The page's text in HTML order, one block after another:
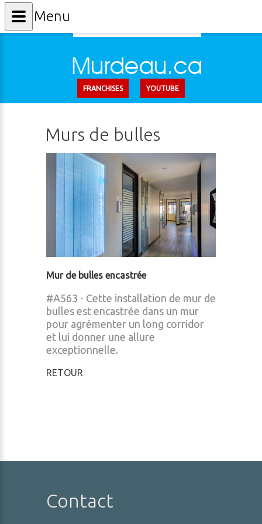
FRANCHISES YOUTUBE
Murs de bulles
Mur de bulles encastrée
#A563 - Cette installation de mur de
bulles est encastrée dans un mur
pour agrémenter un long corridor
et lui donner une allure
exceptionnelle.
RETOUR
Contact
Menu